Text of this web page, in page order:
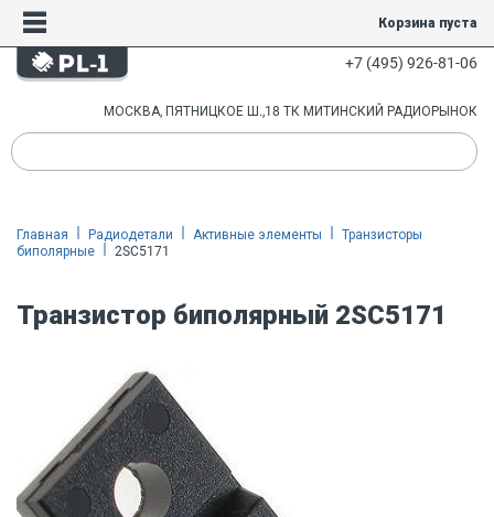
Корзина пуста
+7 (495) 926-81-06
МОСКВА, ПЯТНИЦКОЕ Ш.,18 ТК МИТИНСКИЙ РАДИОРЫНОК
Главная Радиодетали Активные элементы
Транзисторы
биполярные
2SC5171
Транзистор биполярный 2SC5171